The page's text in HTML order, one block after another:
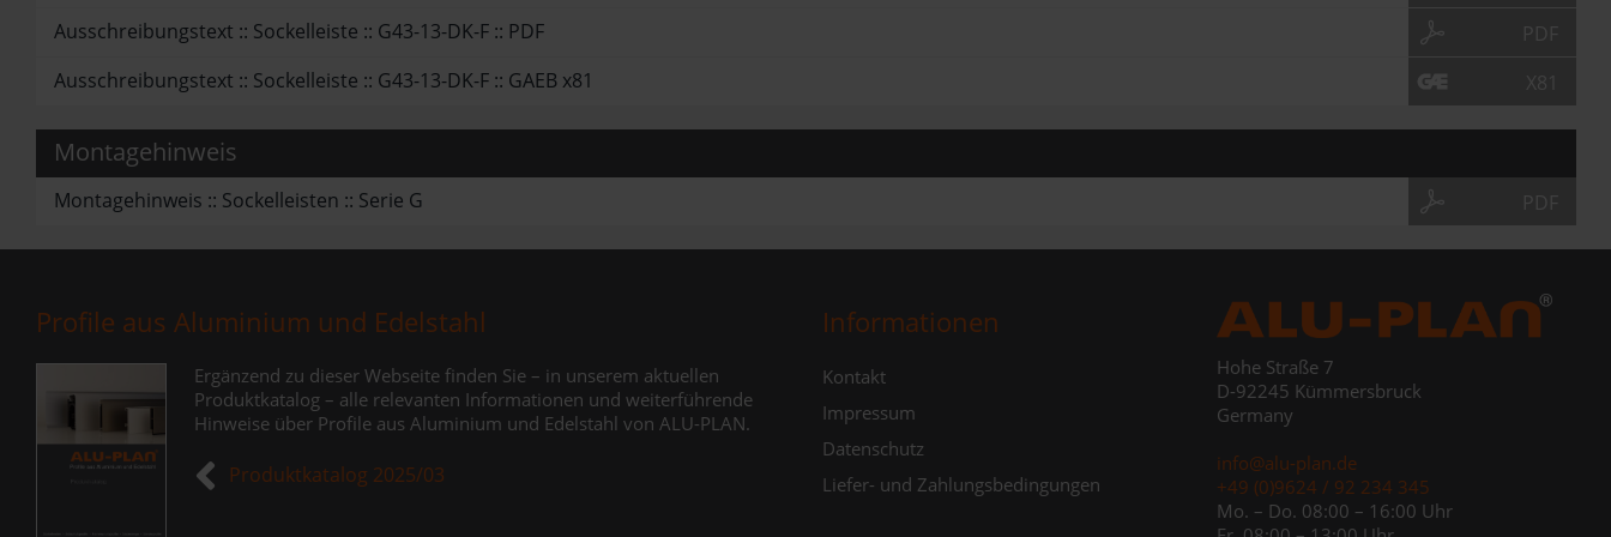
Ausschreibungstext :: Sockelleiste :: G43-13-DK-F :: PDF
PDF
Ausschreibungstext :: Sockelleiste :: G43-13-DK-F :: GAEB x81
X81
Montagehinweis
Montagehinweis :: Sockelleisten :: Serie G PDF
Hohe Straße 7
D-92245 Kümmersbruck
Germany
info@alu-plan.de
+49 (0)9624 / 92 234 345
Mo. – Do. 08:00 – 16:00 Uhr
Informationen
Navigation
überspringen
Kontakt
Impressum
Datenschutz
Liefer- und Zahlungsbedingungen
Profile aus Aluminium und Edelstahl
Ergänzend zu dieser Webseite finden Sie – in unserem aktuellen
Produktkatalog – alle relevanten Informationen und weiterführende
Hinweise über Profile aus Aluminium und Edelstahl von ALU-PLAN.
Produktkatalog 2025/03